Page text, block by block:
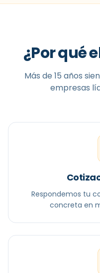
¿Por qué
Más de 15 años
empresas
Respondemos tu
concreta en